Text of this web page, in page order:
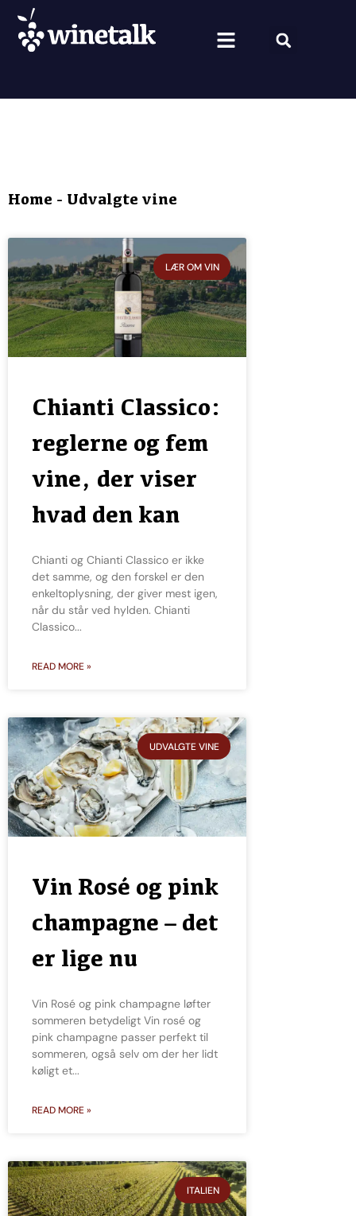
Home - Udvalgte vine
LÆR OM VIN
Chianti Classico:
reglerne og fem
vine, der viser
hvad den kan
Chianti og Chianti Classico er ikke
det samme, og den forskel er den
enkeltoplysning, der giver mest igen,
når du står ved hylden. Chianti
Classico
READ MORE »
UDVALGTE VINE
Vin Rosé og pink
champagne – det
er lige nu
Vin Rosé og pink champagne løfter
sommeren betydeligt Vin rosé og
pink champagne passer perfekt til
sommeren, også selv om der her lidt
køligt et
READ MORE »
ITALIEN